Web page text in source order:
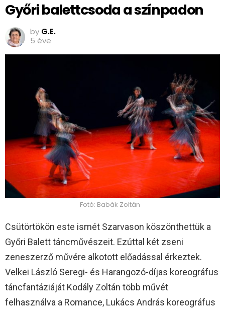
Győri balettcsoda a színpadon
by G.E.
5 éve
Fotó: Babák Zoltán
Csütörtökön este ismét Szarvason köszönthettük a
Győri Balett táncművészeit. Ezúttal két zseni
zeneszerző művére alkotott előadással érkeztek.
Velkei László Seregi- és Harangozó-díjas koreográfus
táncfantáziáját Kodály Zoltán több művét
felhasználva a Romance, Lukács András koreográfus